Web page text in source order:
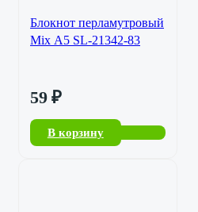
Блокнот перламутровый
Mix А5 SL-21342-83
59 ₽
В корзину